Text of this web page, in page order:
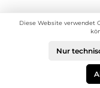
Diese Website verwendet
Nur